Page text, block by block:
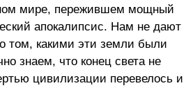
мире, пережившем мощный
апокалипсис. Нам не дают
том, какими эти земли были
знаем, что конец света не
цивилизации перевелось и